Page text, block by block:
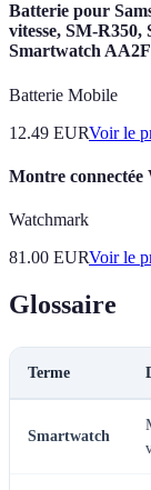
Batterie pour
vitesse, SM-
Smartwatch
Batterie Mobile
12.49 EURVoir le
Montre
Watchmark
81.00 EURVoir le
Glossaire
Terme
Smartwatch